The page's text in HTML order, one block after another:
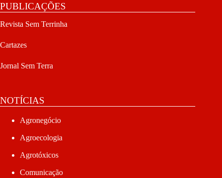
PUBLICAÇÕES
Revista Sem Terrinha
Cartazes
Jornal Sem Terra
NOTÍCIAS
Agronegócio
Agroecologia
Agrotóxicos
Comunicação